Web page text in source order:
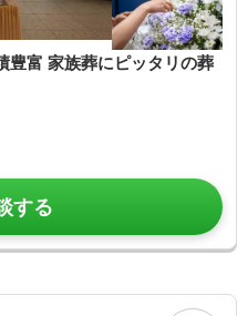
豊富 家族葬にピッタリの葬
する